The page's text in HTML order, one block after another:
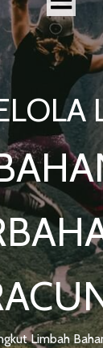
Limbah